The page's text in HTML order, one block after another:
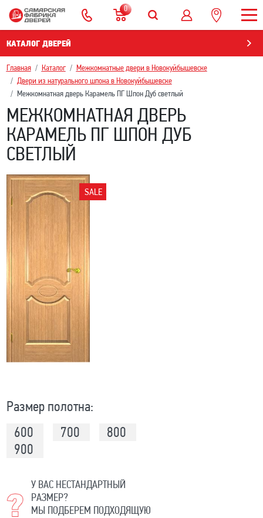
0
КАТАЛОГ ДВЕРЕЙ
Главная Каталог
Межкомнатные двери в Новокуйбышевскe
Двери из натурального шпона в Новокуйбышевскe
Межкомнатная дверь Карамель ПГ Шпон Дуб светлый
МЕЖКОМНАТНАЯ ДВЕРЬ
КАРАМЕЛЬ ПГ ШПОН ДУБ
СВЕТЛЫЙ
SALE
Размер полотна:
600
700
800
900
У ВАС НЕСТАНДАРТНЫЙ
РАЗМЕР?
МЫ ПОДБЕРЕМ ПОДХОДЯЩУЮ